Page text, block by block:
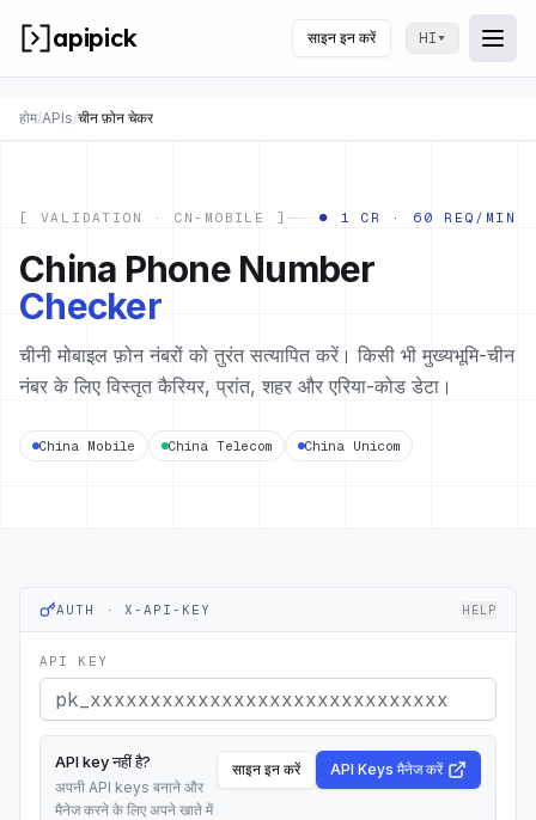
apipick साइन इन करें HI▾
मेन्यू
होम/APIs/चीन फ़ोन चेकर
[ VALIDATION · CN-MOBILE ] ● 1 CR · 60 REQ/MIN
China Phone Number
Checker
चीनी मोबाइल फ़ोन नंबरों को तुरंत सत्यापित करें। किसी भी मुख्यभूमि-चीन
नंबर के लिए विस्तृत कैरियर, प्रांत, शहर और एरिया-कोड डेटा।
China Mobile China Telecom China Unicom
AUTH · X-API-KEY HELP
API KEY
API key नहीं है?
अपनी API keys बनाने और
मैनेज करने के लिए अपने खाते में
साइन इन करें API Keys मैनेज करें